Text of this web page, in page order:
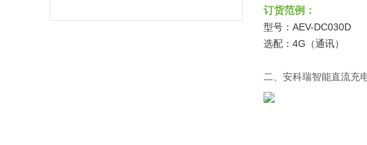
订货范例：
型号：AEV-DC030D
选配：4G（通讯）
二、 安科瑞智能直流充